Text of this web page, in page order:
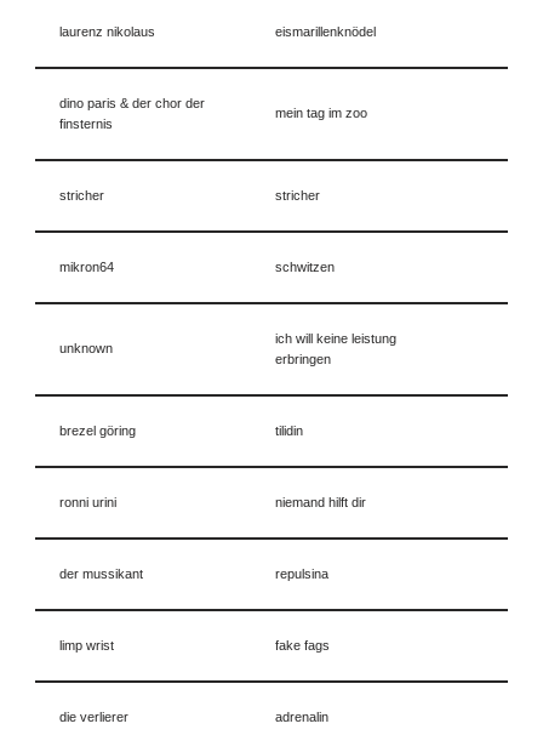
laurenz nikolaus eismarillenknödel
dino paris & der chor der
finsternis
mein tag im zoo
stricher stricher
mikron64 schwitzen
unknown
ich will keine leistung
erbringen
brezel göring tilidin
ronni urini niemand hilft dir
der mussikant repulsina
limp wrist fake fags
die verlierer adrenalin